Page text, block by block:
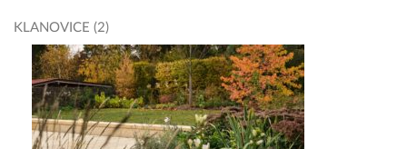
KLANOVICE (2)